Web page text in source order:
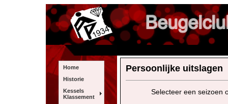
Home
Historie
Kessels
Klassement
Persoonlijke uitslagen
Selecteer een seizoen